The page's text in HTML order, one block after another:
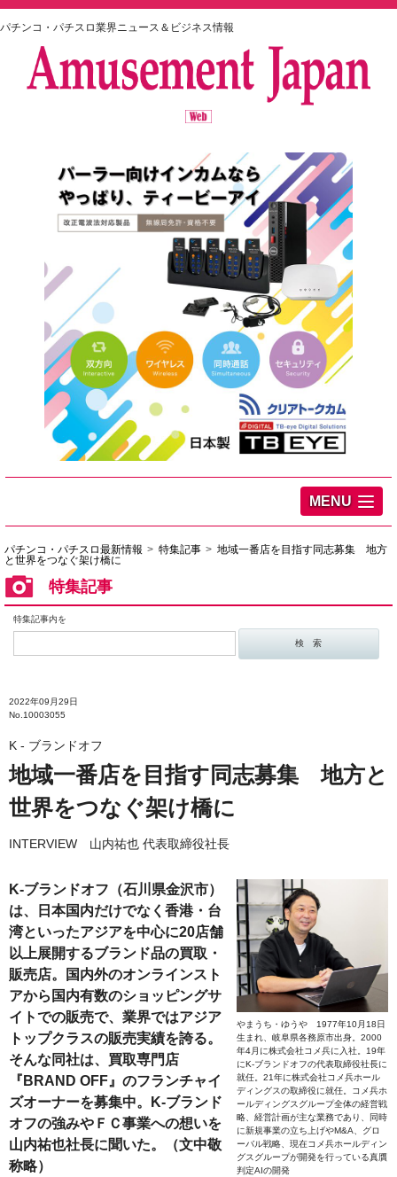
パチンコ・パチスロ業界ニュース＆ビジネス情報
MENU
パチンコ・パチスロ最新情報 特集記事
地域一番店を目指す同志募集 地方
と世界をつなぐ架け橋に
特集記事
特集記事内を
2022年09月29日
No.10003055
K ‐ ブランドオフ
地域一番店を目指す同志募集 地方と
世界をつなぐ架け橋に
INTERVIEW 山内祐也 代表取締役社長
やまうち・ゆうや 1977年10月18日
生まれ、岐阜県各務原市出身。2000
年4月に株式会社コメ兵に入社。19年
にK-ブランドオフの代表取締役社長に
就任。21年に株式会社コメ兵ホール
ディングスの取締役に就任。コメ兵ホ
ールディングスグループ全体の経営戦
略、経営計画が主な業務であり、同時
に新規事業の立ち上げやM&A、グロ
ーバル戦略、現在コメ兵ホールディン
グスグループが開発を行っている真贋
判定AIの開発
K‐ブランドオフ（石川県金沢市）
は、日本国内だけでなく香港・台
湾といったアジアを中心に20店舗
以上展開するブランド品の買取・
販売店。国内外のオンラインスト
アから国内有数のショッピングサ
イトでの販売で、業界ではアジア
トップクラスの販売実績を誇る。
そんな同社は、買取専門店
『BRAND OFF』のフランチャイ
ズオーナーを募集中。K‐ブランド
オフの強みやＦＣ事業への想いを
山内祐也社長に聞いた。（文中敬
称略）